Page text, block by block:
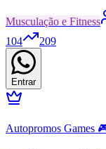
Musculação e Fitness
104
209
Entrar
Autopromos Games